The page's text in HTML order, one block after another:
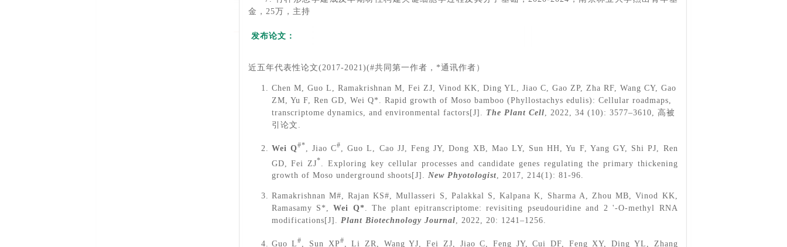
金，25万，主持
发布论文：
近五年代表性论文(2017-2021)(#共同第一作者，*通讯作者）
Chen M, Guo L, Ramakrishnan M, Fei ZJ, Vinod KK, Ding YL, Jiao C, Gao ZP, Zha RF, Wang CY, Gao
ZM, Yu F, Ren GD, Wei Q*. Rapid growth of Moso bamboo (Phyllostachys edulis): Cellular roadmaps,
transcriptome dynamics, and environmental factors[J]. The Plant Cell, 2022, 34 (10): 3577–3610, 高被
引论文.
Wei Q#* , Jiao C#
, Guo L, Cao JJ, Feng JY, Dong XB, Mao LY, Sun HH, Yu F, Yang GY, Shi PJ, Ren
GD, Fei ZJ*
. Exploring key cellular processes and candidate genes regulating the primary thickening
growth of Moso underground shoots[J]. New Phyotologist, 2017, 214(1): 81-96.
Ramakrishnan M#, Rajan KS#, Mullasseri S, Palakkal S, Kalpana K, Sharma A, Zhou MB, Vinod KK,
Ramasamy S*,Wei Q*. The plant epitranscriptome: revisiting pseudouridine and 2 '-O-methyl RNA
modifications[J]. Plant Biotechnology Journal, 2022, 20: 1241–1256.
Guo L# , Sun XP#
, Li ZR, Wang YJ, Fei ZJ, Jiao C, Feng JY, Cui DF, Feng XY, Ding YL, Zhang